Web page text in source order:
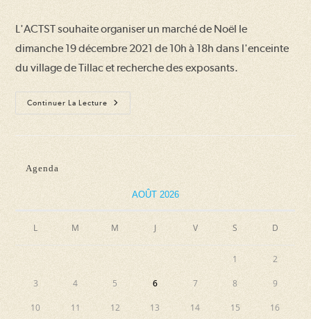
publication :
L'ACTST souhaite organiser un marché de Noël le
dimanche 19 décembre 2021 de 10h à 18h dans l'enceinte
du village de Tillac et recherche des exposants.
Continuer La Lecture
Boutique
Éphémère
Produits
Agenda
AOÛT 2026
L M M J V S D
1 2
3 4 5 6 7 8 9
10 11 12 13 14 15 16